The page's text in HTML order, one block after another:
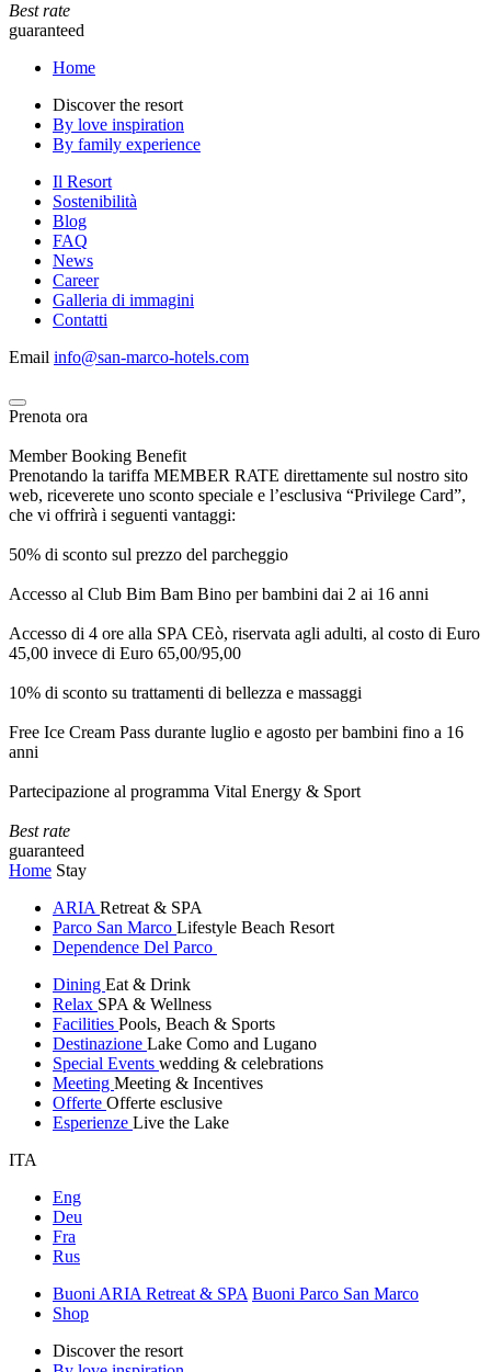
Best rate
guaranteed
Home
Discover the resort
By love inspiration
By family experience
Il Resort
Sostenibilità
Blog
FAQ
News
Career
Galleria di immagini
Contatti
Email info@san-marco-hotels.com
Prenota ora
Member Booking Benefit
Prenotando la tariffa MEMBER RATE direttamente sul nostro sito
web, riceverete uno sconto speciale e l’esclusiva “Privilege Card”,
che vi offrirà i seguenti vantaggi:
50% di sconto sul prezzo del parcheggio
Accesso al Club Bim Bam Bino per bambini dai 2 ai 16 anni
Accesso di 4 ore alla SPA CEò, riservata agli adulti, al costo di Euro
45,00 invece di Euro 65,00/95,00
10% di sconto su trattamenti di bellezza e massaggi
Free Ice Cream Pass durante luglio e agosto per bambini fino a 16
anni
Partecipazione al programma Vital Energy & Sport
Best rate
guaranteed
Home Stay
ARIA Retreat & SPA
Parco San Marco Lifestyle Beach Resort
Dependence Del Parco
Dining Eat & Drink
Relax SPA & Wellness
Facilities Pools, Beach & Sports
Destinazione Lake Como and Lugano
Special Events wedding & celebrations
Meeting Meeting & Incentives
Offerte Offerte esclusive
Esperienze Live the Lake
ITA
Eng
Deu
Fra
Rus
Buoni ARIA Retreat & SPA Buoni Parco San Marco
Shop
Discover the resort